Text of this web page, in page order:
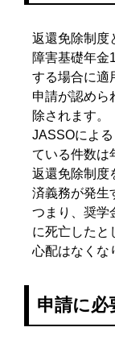
返還免除制度
障害基礎年金
する場合に適
申請が認めら
除されます。
JASSOによ
ている件数は
返還免除制度
済義務が発生
つまり、奨学
に死亡したと
心配はなくな
申請に必